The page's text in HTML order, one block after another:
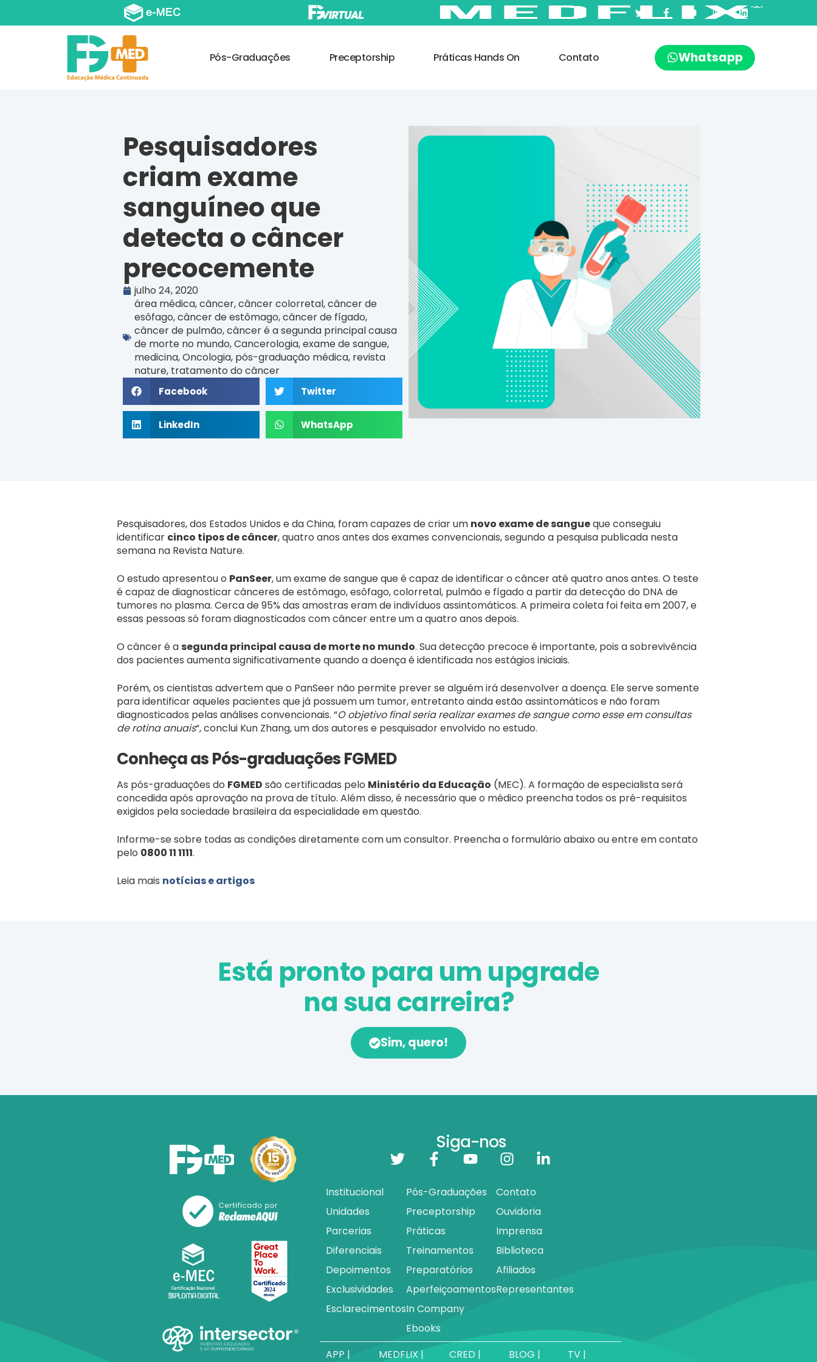
Pós-Graduações Preceptorship Práticas Hands On Contato Whatsapp
Pesquisadores
criam exame
sanguíneo que
detecta o câncer
precocemente
julho 24, 2020
área médica,câncer,câncer colorretal,câncer de
esôfago,câncer de estômago,câncer de fígado,
câncer de pulmão,câncer é a segunda principal causa
de morte no mundo,Cancerologia,exame de sangue,
medicina,Oncologia, pós-graduação médica, revista
nature, tratamento do câncer
Facebook Twitter
LinkedIn WhatsApp
Pesquisadores, dos Estados Unidos e da China, foram capazes de criar um novo exame de sangueque conseguiu
identificar cinco tipos de câncer, quatro anos antes dos exames convencionais, segundo a pesquisa publicada nesta
semana na Revista Nature.
O estudo apresentou o PanSeer, um exame de sangue que é capaz de identificar o câncer até quatro anos antes. O teste
é capaz de diagnosticar cânceres de estômago, esôfago, colorretal, pulmão e fígado a partir da detecção do DNA de
tumores no plasma. Cerca de 95% das amostras eram de indivíduos assintomáticos. A primeira coleta foi feita em 2007, e
essas pessoas só foram diagnosticados com câncer entre um a quatro anos depois.
O câncer é a segunda principal causa de morte no mundo. Sua detecção precoce é importante, pois a sobrevivência
dos pacientes aumenta significativamente quando a doença é identificada nos estágios iniciais.
Porém, os cientistas advertem que o PanSeer não permite prever se alguém irá desenvolver a doença. Ele serve somente
para identificar aqueles pacientes que já possuem um tumor, entretanto ainda estão assintomáticos e não foram
diagnosticados pelas análises convencionais. “O objetivo final seria realizar exames de sangue como esse em consultas
de rotina anuais“, conclui Kun Zhang, um dos autores e pesquisador envolvido no estudo.
Conheça as Pós-graduações FGMED
As pós-graduações do FGMED são certificadas pelo Ministério da Educação (MEC). A formação de especialista será
concedida após aprovação na prova de título. Além disso, é necessário que o médico preencha todos os pré-requisitos
exigidos pela sociedade brasileira da especialidade em questão.
Informe-se sobre todas as condições diretamente com um consultor. Preencha o formulário abaixo ou entre em contato
pelo 0800 11 1111.
Leia mais notícias e artigos
Está pronto para um upgrade
na sua carreira?
Sim, quero!
Siga-nos
Institucional
Unidades
Parcerias
Diferenciais
Depoimentos
Exclusividades
Esclarecimentos
Pós-Graduações
Preceptorship
Práticas
Treinamentos
Preparatórios
Aperfeiçoamentos
In Company
Ebooks
Contato
Ouvidoria
Imprensa
Biblioteca
Afiliados
Representantes
APP |
MEDFLIX |
CRED |
BLOG |
TV |